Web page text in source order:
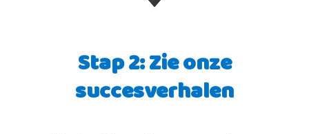
Stap 2: Zie onze
succesverhalen